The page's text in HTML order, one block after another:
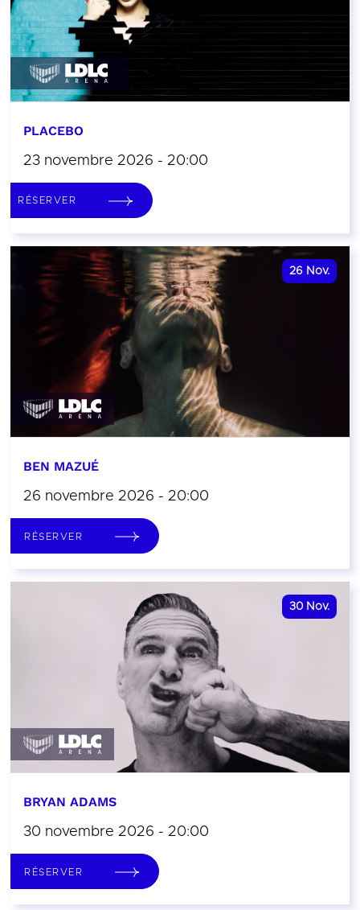
PLACEBO
23 novembre 2026 - 20:00
RÉSERVER
26 Nov.
BEN MAZUÉ
26 novembre 2026 - 20:00
RÉSERVER
30 Nov.
BRYAN ADAMS
30 novembre 2026 - 20:00
RÉSERVER